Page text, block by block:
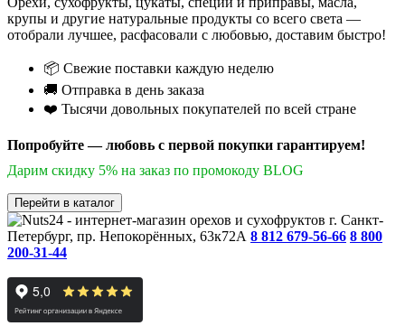
крупы и другие натуральные продукты со всего света —
отобрали лучшее, расфасовали с любовью, доставим быстро!
📦 Свежие поставки каждую неделю
🚚 Отправка в день заказа
❤️ Тысячи довольных покупателей по всей стране
Попробуйте — любовь с первой покупки гарантируем!
Дарим скидку 5% на заказ по промокоду BLOG
Перейти в каталог
г. Санкт-
Петербург, пр. Непокорённых, 63к72А 8 812 679-56-66 8 800
200-31-44